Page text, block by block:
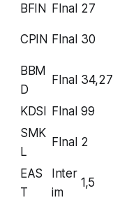
BFIN FInal 27
CPIN FInal 30
BBM
D
FInal 34,27
KDSI FInal 99
SMK
L
FInal 2
EAS
T
Inter
im
1,5